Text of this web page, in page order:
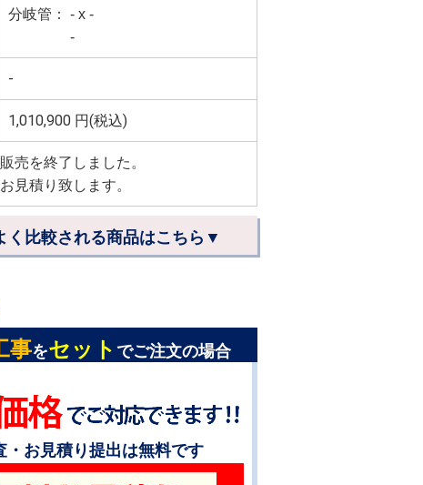
分岐管： - x -
-
-
1,010,900 円(税込)
売を終了しました。
見積り致します。
く比較される商品はこちら▼
事をセット でご注文の場合
・お見積り提出は無料です